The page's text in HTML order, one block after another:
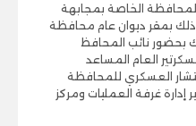
الخاصة بمجابهة
وذلك بمقر ديوان عام محافظة
بحضور نائب المحافظ
العام المساعد
العسكري للمحافظة
إدارة غرفة العمليات ومركز